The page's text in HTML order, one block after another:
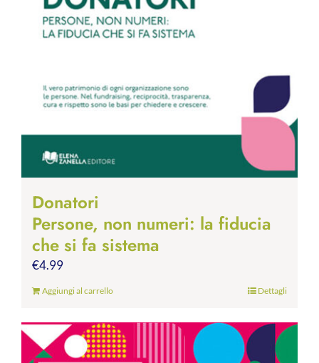
Donatori
Persone, non numeri: la fiducia
che si fa sistema
€4.99
Aggiungi al carrello Dettagli